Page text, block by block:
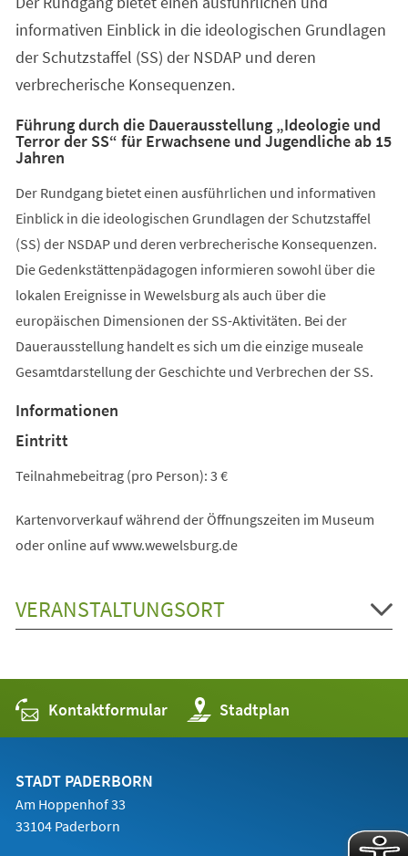
informativen Einblick in die ideologischen Grundlagen
der Schutzstaffel (SS) der NSDAP und deren
verbrecherische Konsequenzen.
Führung durch die Dauerausstellung „Ideologie und
Terror der SS“ für Erwachsene und Jugendliche ab 15
Jahren
Der Rundgang bietet einen ausführlichen und informativen
Einblick in die ideologischen Grundlagen der Schutzstaffel
(SS) der NSDAP und deren verbrecherische Konsequenzen.
Die Gedenkstättenpädagogen informieren sowohl über die
lokalen Ereignisse in Wewelsburg als auch über die
europäischen Dimensionen der SS-Aktivitäten. Bei der
Dauerausstellung handelt es sich um die einzige museale
Gesamtdarstellung der Geschichte und Verbrechen der SS.
Informationen
Eintritt
Teilnahmebeitrag (pro Person): 3 €
Kartenvorverkauf während der Öffnungszeiten im Museum
oder online auf www.wewelsburg.de
VERANSTALTUNGSORT
Kontaktformular Stadtplan
(Öffnet
in
einem
STADT PADERBORN
Am Hoppenhof 33
33104 Paderborn